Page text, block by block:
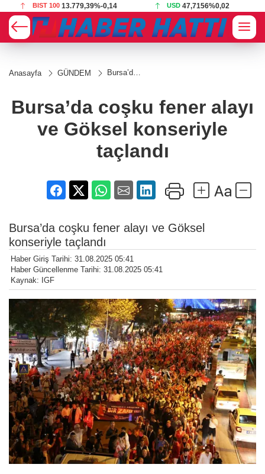
BIST 100 13.779,39%-0,14 USD 47,7156%0,02
Anasayfa GÜNDEM
Bursa’da
alayı ve
Göksel
konseriyle
taçlandı
Bursa’da coşku fener alayı
ve Göksel konseriyle
taçlandı
Bursa’da coşku fener alayı ve Göksel
konseriyle taçlandı
Haber Giriş Tarihi: 31.08.2025 05:41
Haber Güncellenme Tarihi: 31.08.2025 05:41
Kaynak: IGF